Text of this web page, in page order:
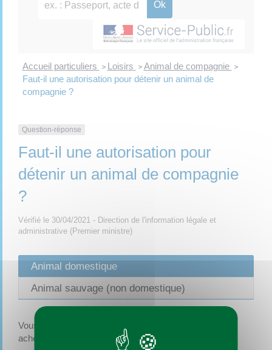
Accueil particuliers > Loisirs > Animal de compagnie >
Faut-il une autorisation pour détenir un animal de
compagnie ?
Question-réponse
Faut-il une autorisation pour
détenir un animal de compagnie
?
Vérifié le 30/04/2021 - Direction de l'information légale et
administrative (Premier ministre)
Animal domestique
Animal sauvage (non domestique)
Vous n'avez pas besoin d'autorisation préalable pour
acheter et détenir un animal domestique.